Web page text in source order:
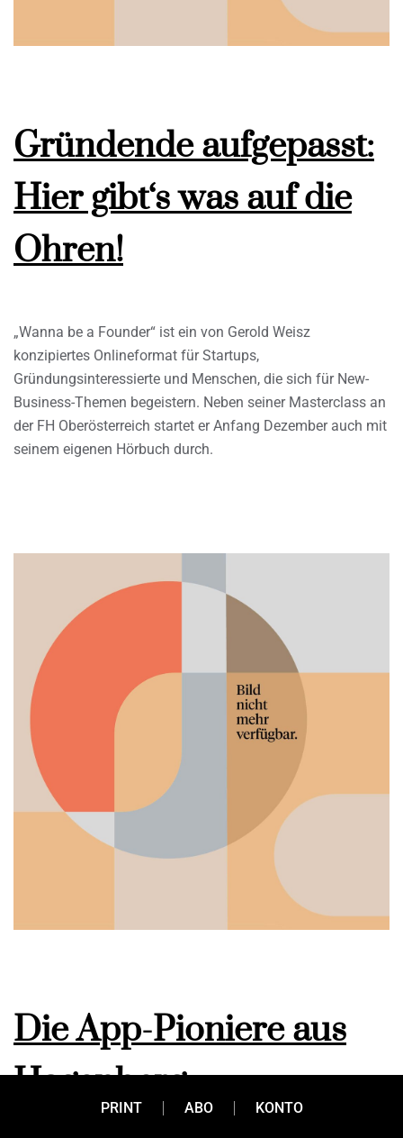
Gründende aufgepasst:
Hier gibt‘s was auf die
Ohren!
„Wanna be a Founder“ ist ein von Gerold Weisz
konzipiertes Onlineformat für Startups,
Gründungsinteressierte und Menschen, die sich für New-
Business-Themen begeistern. Neben seiner Masterclass an
der FH Oberösterreich startet er Anfang Dezember auch mit
seinem eigenen Hörbuch durch.
Die App-Pioniere aus
Hagenberg
PRINT ABO KONTO